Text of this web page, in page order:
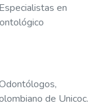
en
de Unicoc.